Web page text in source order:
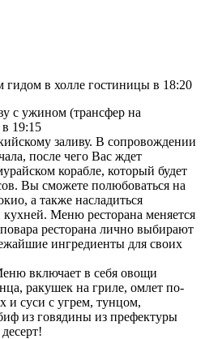
гидом в холле гостиницы в 18:20
с ужином (трансфер на
19:15
заливу. В сопровождении
после чего Вас ждет
корабле, который будет
Вы сможете полюбоваться на
а также насладиться
Меню ресторана меняется
ресторана лично выбирают
ингредиенты для своих
включает в себя овощи
ракушек на гриле, омлет по-
и суси с угрем, тунцом,
из говядины из префектуры